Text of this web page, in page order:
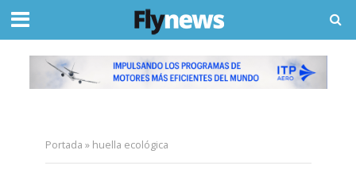
Portada » huella ecológica